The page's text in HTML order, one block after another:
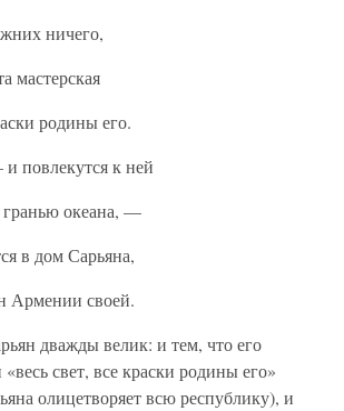
ничего,
мастерская
родины его.
повлекутся к ней
гранью океана, —
в дом Сарьяна,
Армении своей.
дважды велик: и тем, что его
свет, все краски родины его»
олицетворяет всю республику), и